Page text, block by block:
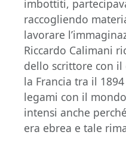
imbottiti,
raccogliendo
lavorare
Riccardo Calimani
dello scrittore con il
la Francia tra il
legami con il
intensi anche
era ebrea e tale